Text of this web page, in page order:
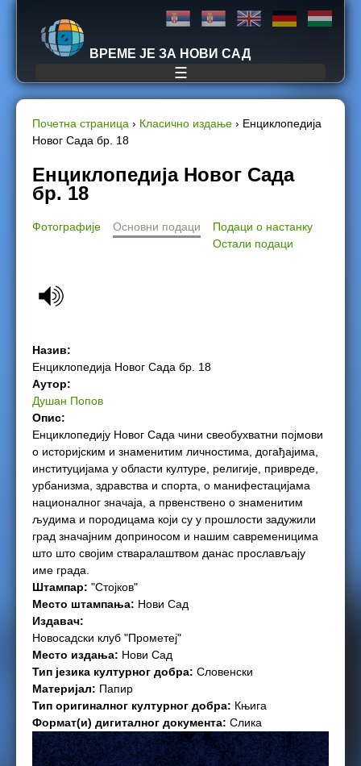
Jump to navigation
ВРЕМЕ ЈЕ ЗА НОВИ САД
☰
Y
o
h
e
r
e
Почетна страница › Класично издање › Енциклопедија
Новог Сада бр. 18
Енциклопедија Новог Сада
бр. 18
Фотографије Основни подаци
Подаци о настанку
Остали подаци
Назив:
Енциклопедија Новог Сада бр. 18
Аутор:
Душан Попов
Опис:
Енциклопедију Новог Сада чини свеобухватни појмови
о историјским и знаменитим личностима, догађајима,
институцијама у области културе, религије, привреде,
урбанизма, здравства и спорта, о манифестацијама
националног значаја, а првенствено о знаменитим
људима и породицама који су у прошлости задужили
град значајним доприносом и нашим савременицима
што што својим стваралаштвом данас прослављају
име града.
Штампар: "Стојков"
Место штампања: Нови Сад
Издавач:
Новосадски клуб "Прометеј"
Место издања: Нови Сад
Тип језика културног добра: Словенски
Материјал: Папир
Тип оригиналног културног добра: Књига
Формат(и) дигиталног документа: Слика